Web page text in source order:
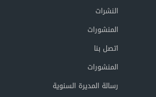
النشرات
المنشورات
اتصل بنا
المنشورات
رسالة المديرة السنوية